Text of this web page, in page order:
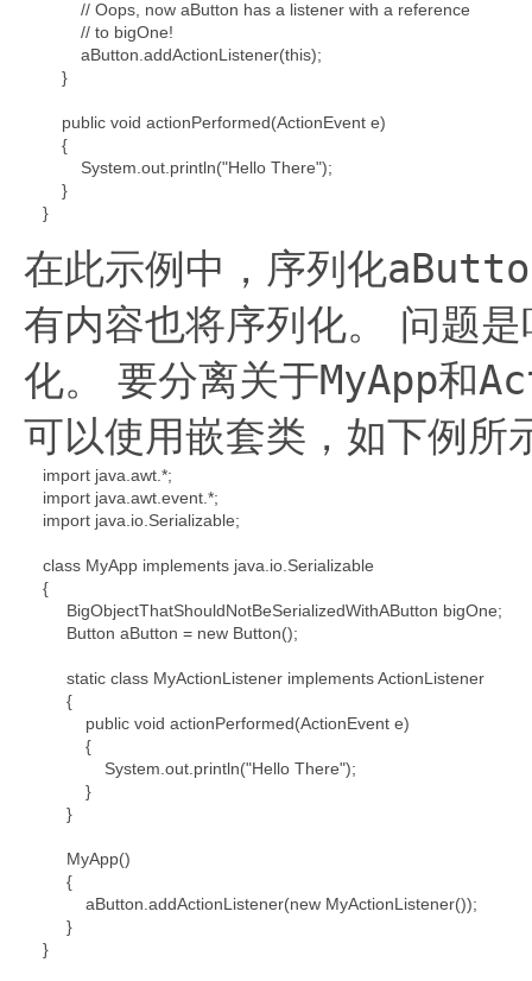
            // Oops, now aButton has a listener with a reference
            // to bigOne!
            aButton.addActionListener(this);
        }
        public void actionPerformed(ActionEvent e)
        {
            System.out.println("Hello There");
        }
    }
在此示例中，序列化
有内容也将序列化。
问题
化。
要分离关于MyApp和
可以使用嵌套类，如下例所
import java.awt.*;
    import java.awt.event.*;
    import java.io.Serializable;
    class MyApp implements java.io.Serializable
    {
         BigObjectThatShouldNotBeSerializedWithAButton bigOne;
         Button aButton = new Button();
         static class MyActionListener implements ActionListener
         {
             public void actionPerformed(ActionEvent e)
             {
                 System.out.println("Hello There");
             }
         }
         MyApp()
         {
             aButton.addActionListener(new MyActionListener());
         }
    }